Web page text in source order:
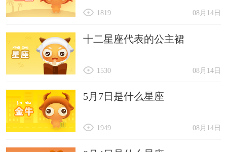
08月14日
1819
十二星座代表的公主裙
08月14日
1530
5月7日是什么星座
08月14日
1949